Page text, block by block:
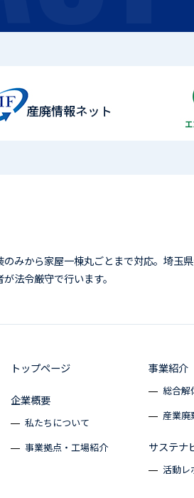
のみから家屋一棟丸ごとまで対応。埼玉
が法令厳守で行います。
トップページ
企業概要
私たちについて
事業拠点・工場紹介
事業紹介
総合解
産業廃
サステナ
活動レ